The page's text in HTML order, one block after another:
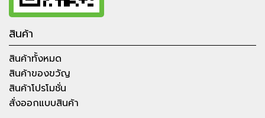
สินค้า
สินค้าทั้งหมด
สินค้าของขวัญ
สินค้าโปรโมชั่น
สั่งออกแบบสินค้า